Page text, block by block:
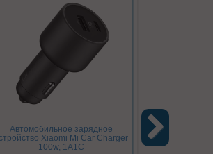
Автомобильное зарядное
Xiaomi Mi Car Charger
100w, 1A1C